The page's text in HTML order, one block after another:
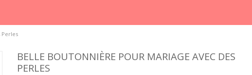
BELLE BOUTONNIÈRE POUR MARIAGE AVEC DES
PERLES